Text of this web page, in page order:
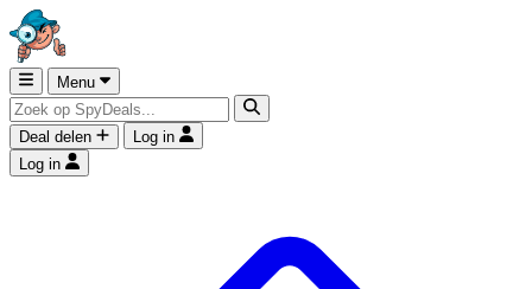
Menu
Deal delen
Log in
Log in